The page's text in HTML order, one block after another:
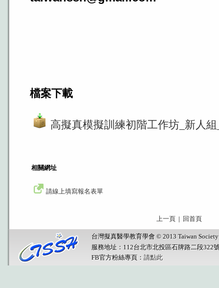
檔案下載
高擬真模擬訓練初階工作坊_新人
相關網址
請線上填寫報名表單
上一頁 | 回首頁
台灣擬真醫學教育學會 © 2013 Taiwan
服務地址：112台北市北投區石牌路二段322
FB官方粉絲專頁： 請點此